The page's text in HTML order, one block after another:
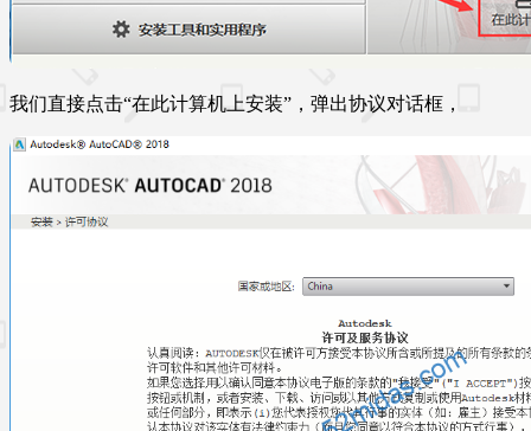
我们直接点击“在此计算机上安装”，弹出协议对话框，